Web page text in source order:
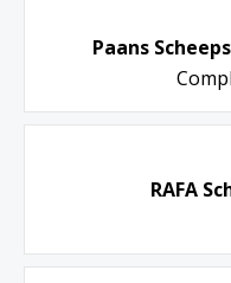
Paans
RAFA